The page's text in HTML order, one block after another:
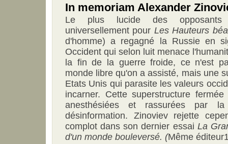
In memoriam Alexander
Le plus lucide des opposants
universellement pour Les Hauteurs
d'homme) a regagné la Russie en
Occident qui selon luit menace
la fin de la guerre froide, ce n'est
monde libre qu'on a assisté, mais une
Etats Unis qui parasite les valeurs
incarner. Cette superstructure
anesthésiées et rassurées par
désinformation. Zinoviev rejette
complot dans son dernier essai La
d'un monde bouleversé. (Même